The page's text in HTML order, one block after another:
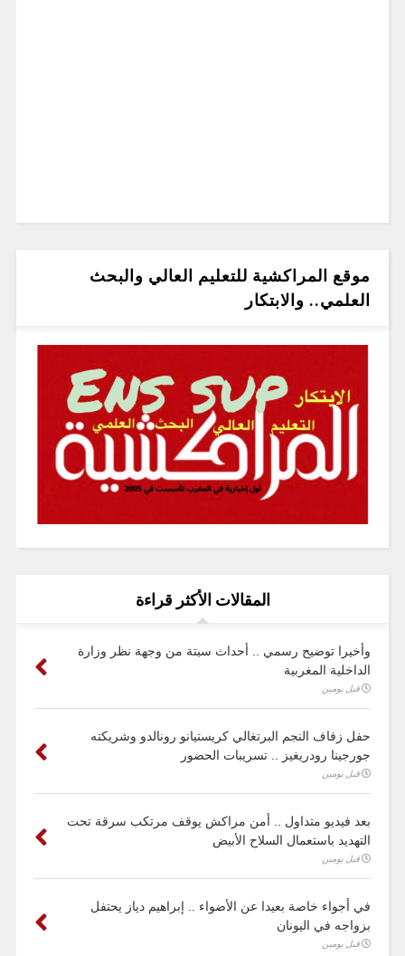
موقع المراكشية للتعليم العالي والبحث
العلمي.. والابتكار
المقالات الأكثر قراءة
وأخيرا توضيح رسمي .. أحداث سبتة من وجهة نظر وزارة
الداخلية المغربية
قبل يومين
حفل زفاف النجم البرتغالي كريستيانو رونالدو وشريكته
جورجينا رودريغيز .. تسريبات الحضور
قبل يومين
بعد فيديو متداول .. أمن مراكش يوقف مرتكب سرقة تحت
التهديد باستعمال السلاح الأبيض
قبل يومين
في أجواء خاصة بعيدا عن الأضواء .. إبراهيم دياز يحتفل
بزواجه في اليونان
قبل يومين